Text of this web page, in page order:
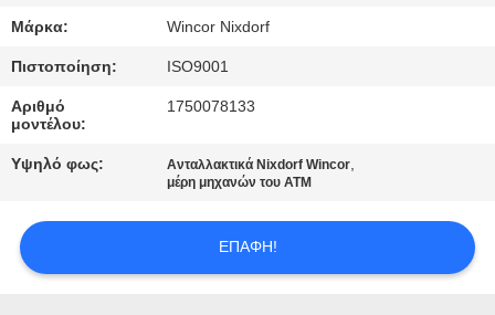
ΜΑΣ
ΥΠΟΘΈΣΕΙΣ
Μάρκα: Wincor Nixdorf
Πιστοποίηση: ISO9001
Αριθμό
μοντέλου:
1750078133
Υψηλό φως: Ανταλλακτικά Nixdorf Wincor,
μέρη μηχανών του ATM
ΕΠΑΦΉ!